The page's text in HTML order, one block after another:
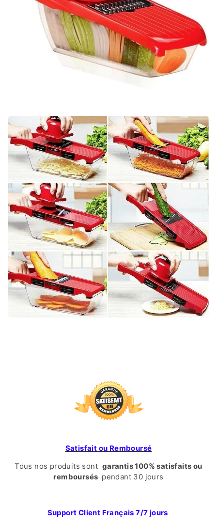
Satisfait ou Remboursé
Tous nos produits sont garantis 100% satisfaits ou
remboursés pendant 30 jours
Support Client Français 7/7 jours